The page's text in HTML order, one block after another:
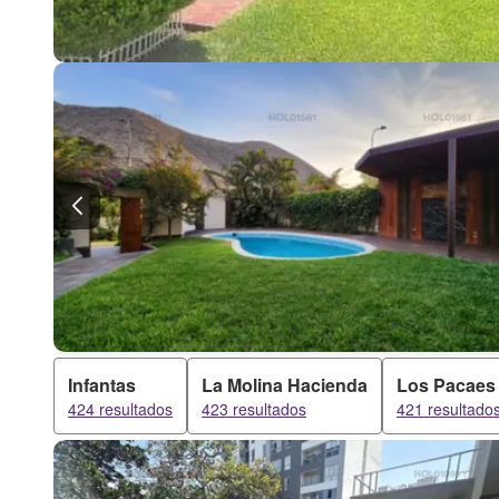
Infantas
424 resultados
La Molina Hacienda
423 resultados
Los Pacaes
421